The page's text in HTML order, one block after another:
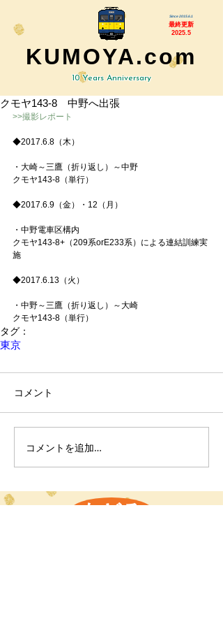
Since 2015.6.1
最終更新
2025.5
KUMOYA.com
10 Years Anniversary
クモヤ143-8 中野へ出張
>>撮影レポート
◆2017.6.8（木）
・大崎～三鷹（折り返し）～中野
クモヤ143-8（単行）
◆2017.6.9（金）・12（月）
・中野電車区構内
クモヤ143-8+（209系orE233系）による連結訓練実
施
◆2017.6.13（火）
・中野～三鷹（折り返し）～大崎
クモヤ143-8（単行）
タグ：
東京
コメント
コメントを追加…
もどる